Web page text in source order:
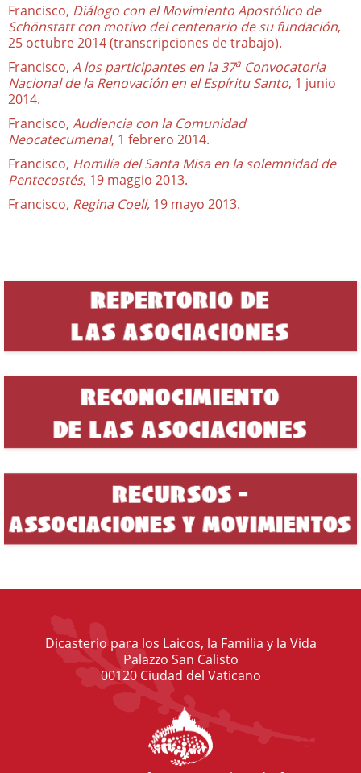
Francisco, Diálogo con el Movimiento Apostólico de
Schönstatt con motivo del centenario de su fundación,
25 octubre 2014 (transcripciones de trabajo).
Francisco, A los participantes en la 37a Convocatoria
Nacional de la Renovación en el Espíritu Santo, 1 junio
2014.
Francisco, Audiencia con la Comunidad
Neocatecumenal, 1 febrero 2014.
Francisco, Homilía del Santa Misa en la solemnidad de
Pentecostés, 19 maggio 2013.
Francisco, Regina Coeli, 19 mayo 2013.
Dicasterio para los Laicos, la Familia y la Vida
Palazzo San Calisto
00120 Ciudad del Vaticano